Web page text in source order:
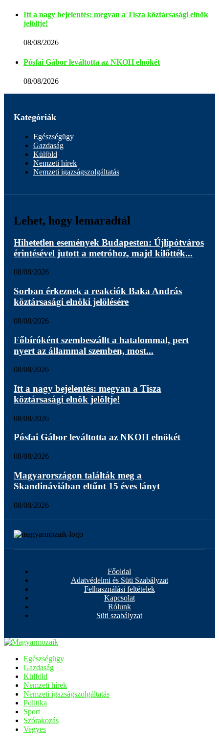
Itt a nagy bejelentés: megvan a Tisza köztársasági elnök
jelöltje!
08/08/2026
Pósfai Gábor leváltotta az NKOH elnökét
08/08/2026
Kategóriák
Egészségügy
Gazdaság
Külföld
Nemzeti hírek
Nemzeti igazságszolgáltatás
Lehet, hogy lemaradtál
Hihetetlen események Budapesten: Újlipótváros
érintésével jutott a metróhoz, majd kilőtték...
08/08/2026
Sorban érkeznek a reakciók Baka András
köztársasági elnöki jelölésére
08/08/2026
Főbíróként szembeszállt a hatalommal, pert
nyert az állammal szemben, most...
08/08/2026
Itt a nagy bejelentés: megvan a Tisza
köztársasági elnök jelöltje!
08/08/2026
Pósfai Gábor leváltotta az NKOH elnökét
08/08/2026
Magyarországon találták meg a
Skandináviában eltűnt 15 éves lányt
08/08/2026
Főoldal
Adatvédelmi és Süti Szabályzat
Felhasználási feltételek
Kapcsolat
Rólunk
Süti szabályzat
Egészségügy
Gazdaság
Külföld
Nemzeti hírek
Nemzeti igazságszolgáltatás
Politika
Sport
Szórakozás
Vegyes